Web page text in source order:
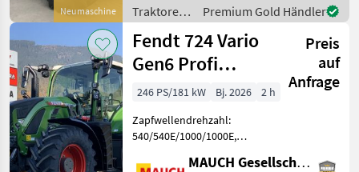
Neumaschine
km/h: 50 km/h, Aufladung:
Traktoren
/ Fendt
Premium Gold Händler
Fendt 724 Vario
Gen6 Profi
Setting2
Preis
auf
Anfrage
246 PS/181 kW Bj. 2026
2 h
Zapfwellendrehzahl:
540/540E/1000/1000E,
automatisch,
MAUCH Gesellschaft m.b.H. & Co.KG, Eben